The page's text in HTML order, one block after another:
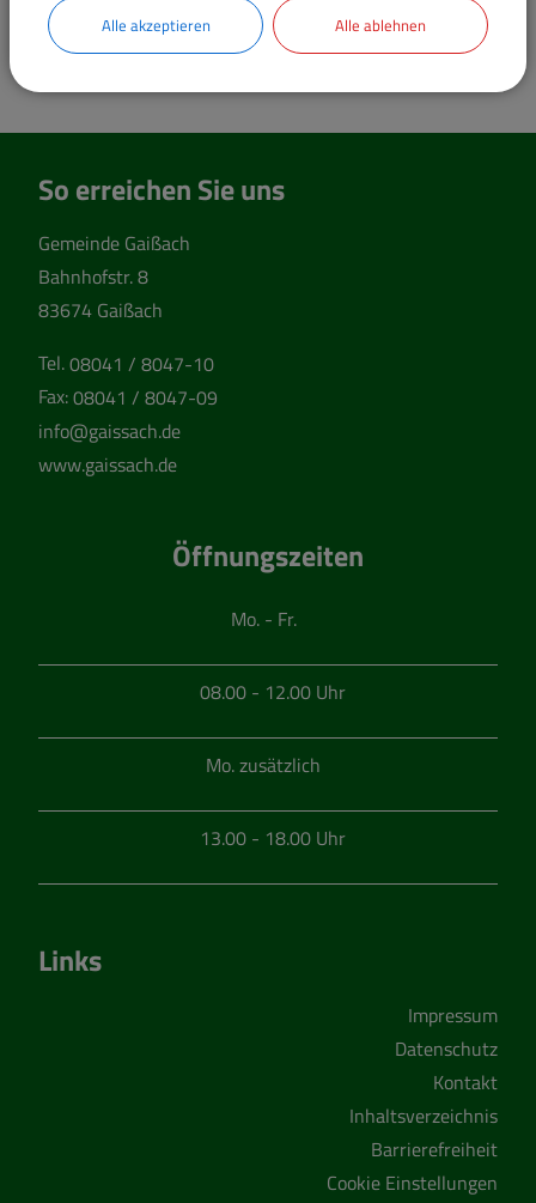
So erreichen Sie uns
Gemeinde Gaißach
Bahnhofstr. 8
83674 Gaißach
Tel.08041 / 8047-10
Fax:08041 / 8047-09
info@gaissach.de
www.gaissach.de
Öffnungszeiten
Mo. - Fr.
08.00 - 12.00 Uhr
Mo. zusätzlich
13.00 - 18.00 Uhr
Links
Impressum
Datenschutz
Kontakt
Inhaltsverzeichnis
Barrierefreiheit
Cookie Einstellungen
Alle akzeptieren Alle ablehnen